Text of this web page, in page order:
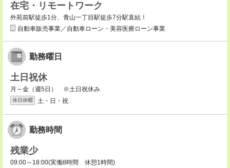
在宅・リモートワーク
外苑前駅徒歩1分、青山一丁目駅徒歩7分駅直結！
自動車販売事業／自動車ローン・美容医療ローン事業
勤務曜日
土日祝休
月～金（週5日） ※土日祝休み
休日休暇 土・日・祝
勤務時間
残業少
09:00～18:00(実働8時間 休憩1時間)